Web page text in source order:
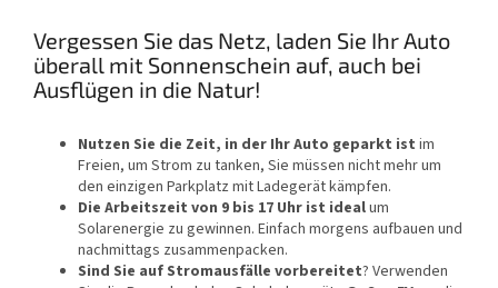
Vergessen Sie das Netz, laden Sie Ihr Auto
überall mit Sonnenschein auf, auch bei
Ausflügen in die Natur!
Nutzen Sie die Zeit, in der Ihr Auto geparkt ist im
Freien, um Strom zu tanken, Sie müssen nicht mehr um
den einzigen Parkplatz mit Ladegerät kämpfen.
Die Arbeitszeit von 9 bis 17 Uhr ist idealum
Solarenergie zu gewinnen. Einfach morgens aufbauen und
nachmittags zusammenpacken.
Sind Sie auf Stromausfälle vorbereitet? Verwenden